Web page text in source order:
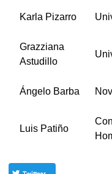
Karla Pizarro
Grazziana
Astudillo
Ángelo Barba
Luis Patiño